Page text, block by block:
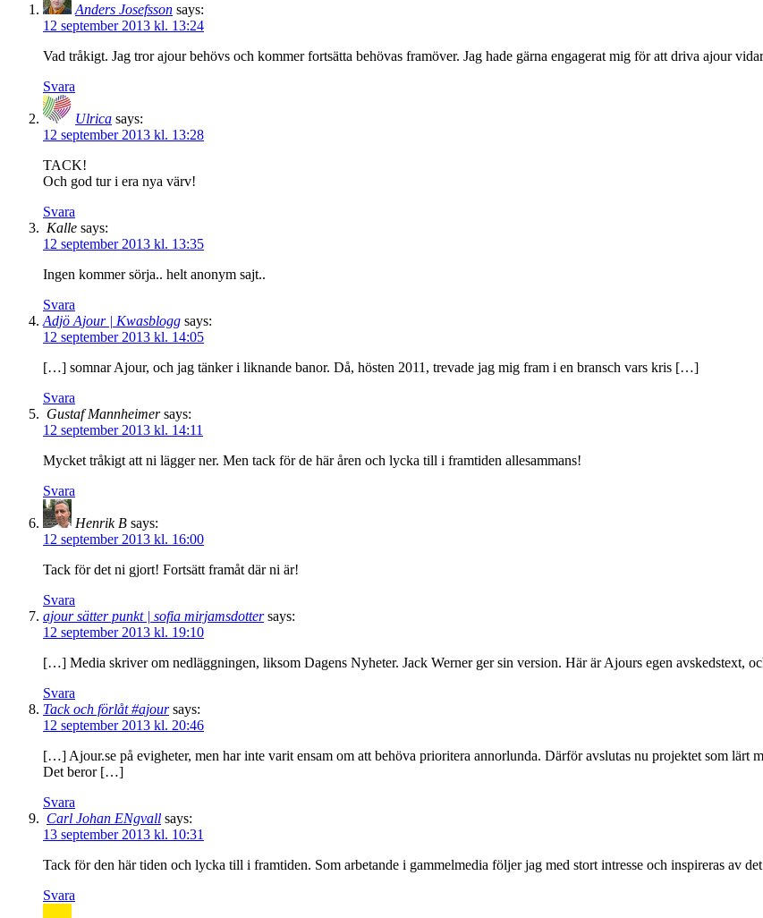
Anders Josefsson says:
12 september 2013 kl. 13:24
Vad tråkigt. Jag tror ajour behövs och kommer fortsätta behövas framöver. Jag hade gärna engagerat mig för att driva ajour
Svara
Ulrica says:
12 september 2013 kl. 13:28
TACK!
Och god tur i era nya värv!
Svara
Kalle says:
12 september 2013 kl. 13:35
Ingen kommer sörja.. helt anonym sajt..
Svara
Adjö Ajour | Kwasblogg says:
12 september 2013 kl. 14:05
[…] somnar Ajour, och jag tänker i liknande banor. Då, hösten 2011, trevade jag mig fram i en bransch vars kris […]
Svara
Gustaf Mannheimer says:
12 september 2013 kl. 14:11
Mycket tråkigt att ni lägger ner. Men tack för de här åren och lycka till i framtiden allesammans!
Svara
Henrik B says:
12 september 2013 kl. 16:00
Tack för det ni gjort! Fortsätt framåt där ni är!
Svara
ajour sätter punkt | sofia mirjamsdotter says:
12 september 2013 kl. 19:10
[…] Media skriver om nedläggningen, liksom Dagens Nyheter. Jack Werner ger sin version. Här är Ajours egen avskedstext,
Svara
Tack och förlåt #ajour says:
12 september 2013 kl. 20:46
[…] Ajour.se på evigheter, men har inte varit ensam om att behöva prioritera annorlunda. Därför avslutas nu projektet som lärt
Det beror […]
Svara
Carl Johan ENgvall says:
13 september 2013 kl. 10:31
Tack för den här tiden och lycka till i framtiden. Som arbetande i gammelmedia följer jag med stort intresse och inspireras av
Svara